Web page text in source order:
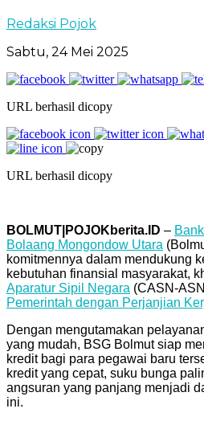
Redaksi Pojok
Sabtu, 24 Mei 2025
URL berhasil dicopy
URL berhasil dicopy
BOLMUT|POJOKberita.ID –
Bolaang Mongondow Utara
komitmennya dalam mendukung
kebutuhan finansial masyarakat,
Aparatur Sipil Negara (CASN-
Pemerintah dengan Perjanjian
Dengan mengutamakan
yang mudah, BSG Bolmut siap
kredit bagi para pegawai baru
kredit yang cepat, suku bunga
angsuran yang panjang menjadi
ini.